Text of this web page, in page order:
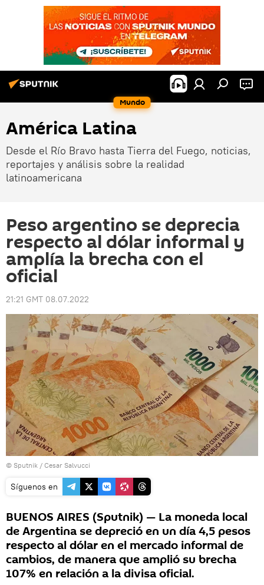
Mundo
América Latina
Desde el Río Bravo hasta Tierra del Fuego, noticias,
reportajes y análisis sobre la realidad
latinoamericana
Peso argentino se deprecia
respecto al dólar informal y
amplía la brecha con el
oficial
21:21 GMT 08.07.2022
© Sputnik / Cesar Salvucci
Síguenos en
BUENOS AIRES (Sputnik) — La moneda local
de Argentina se depreció en un día 4,5 pesos
respecto al dólar en el mercado informal de
cambios, de manera que amplió su brecha
107% en relación a la divisa oficial.